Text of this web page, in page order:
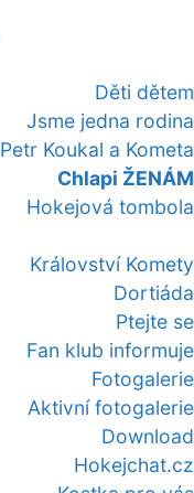
Děti dětem
Jsme jedna rodina
Petr Koukal a Kometa
Chlapi ŽENÁM
Hokejová tombola
Království Komety
Dortiáda
Ptejte se
Fan klub informuje
Fotogalerie
Aktivní fotogalerie
Download
Hokejchat.cz